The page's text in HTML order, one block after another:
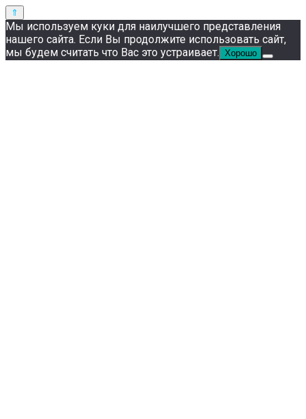
Мы используем куки для наилучшего представления
нашего сайта. Если Вы продолжите использовать сайт,
мы будем считать что Вас это устраивает. Хорошо